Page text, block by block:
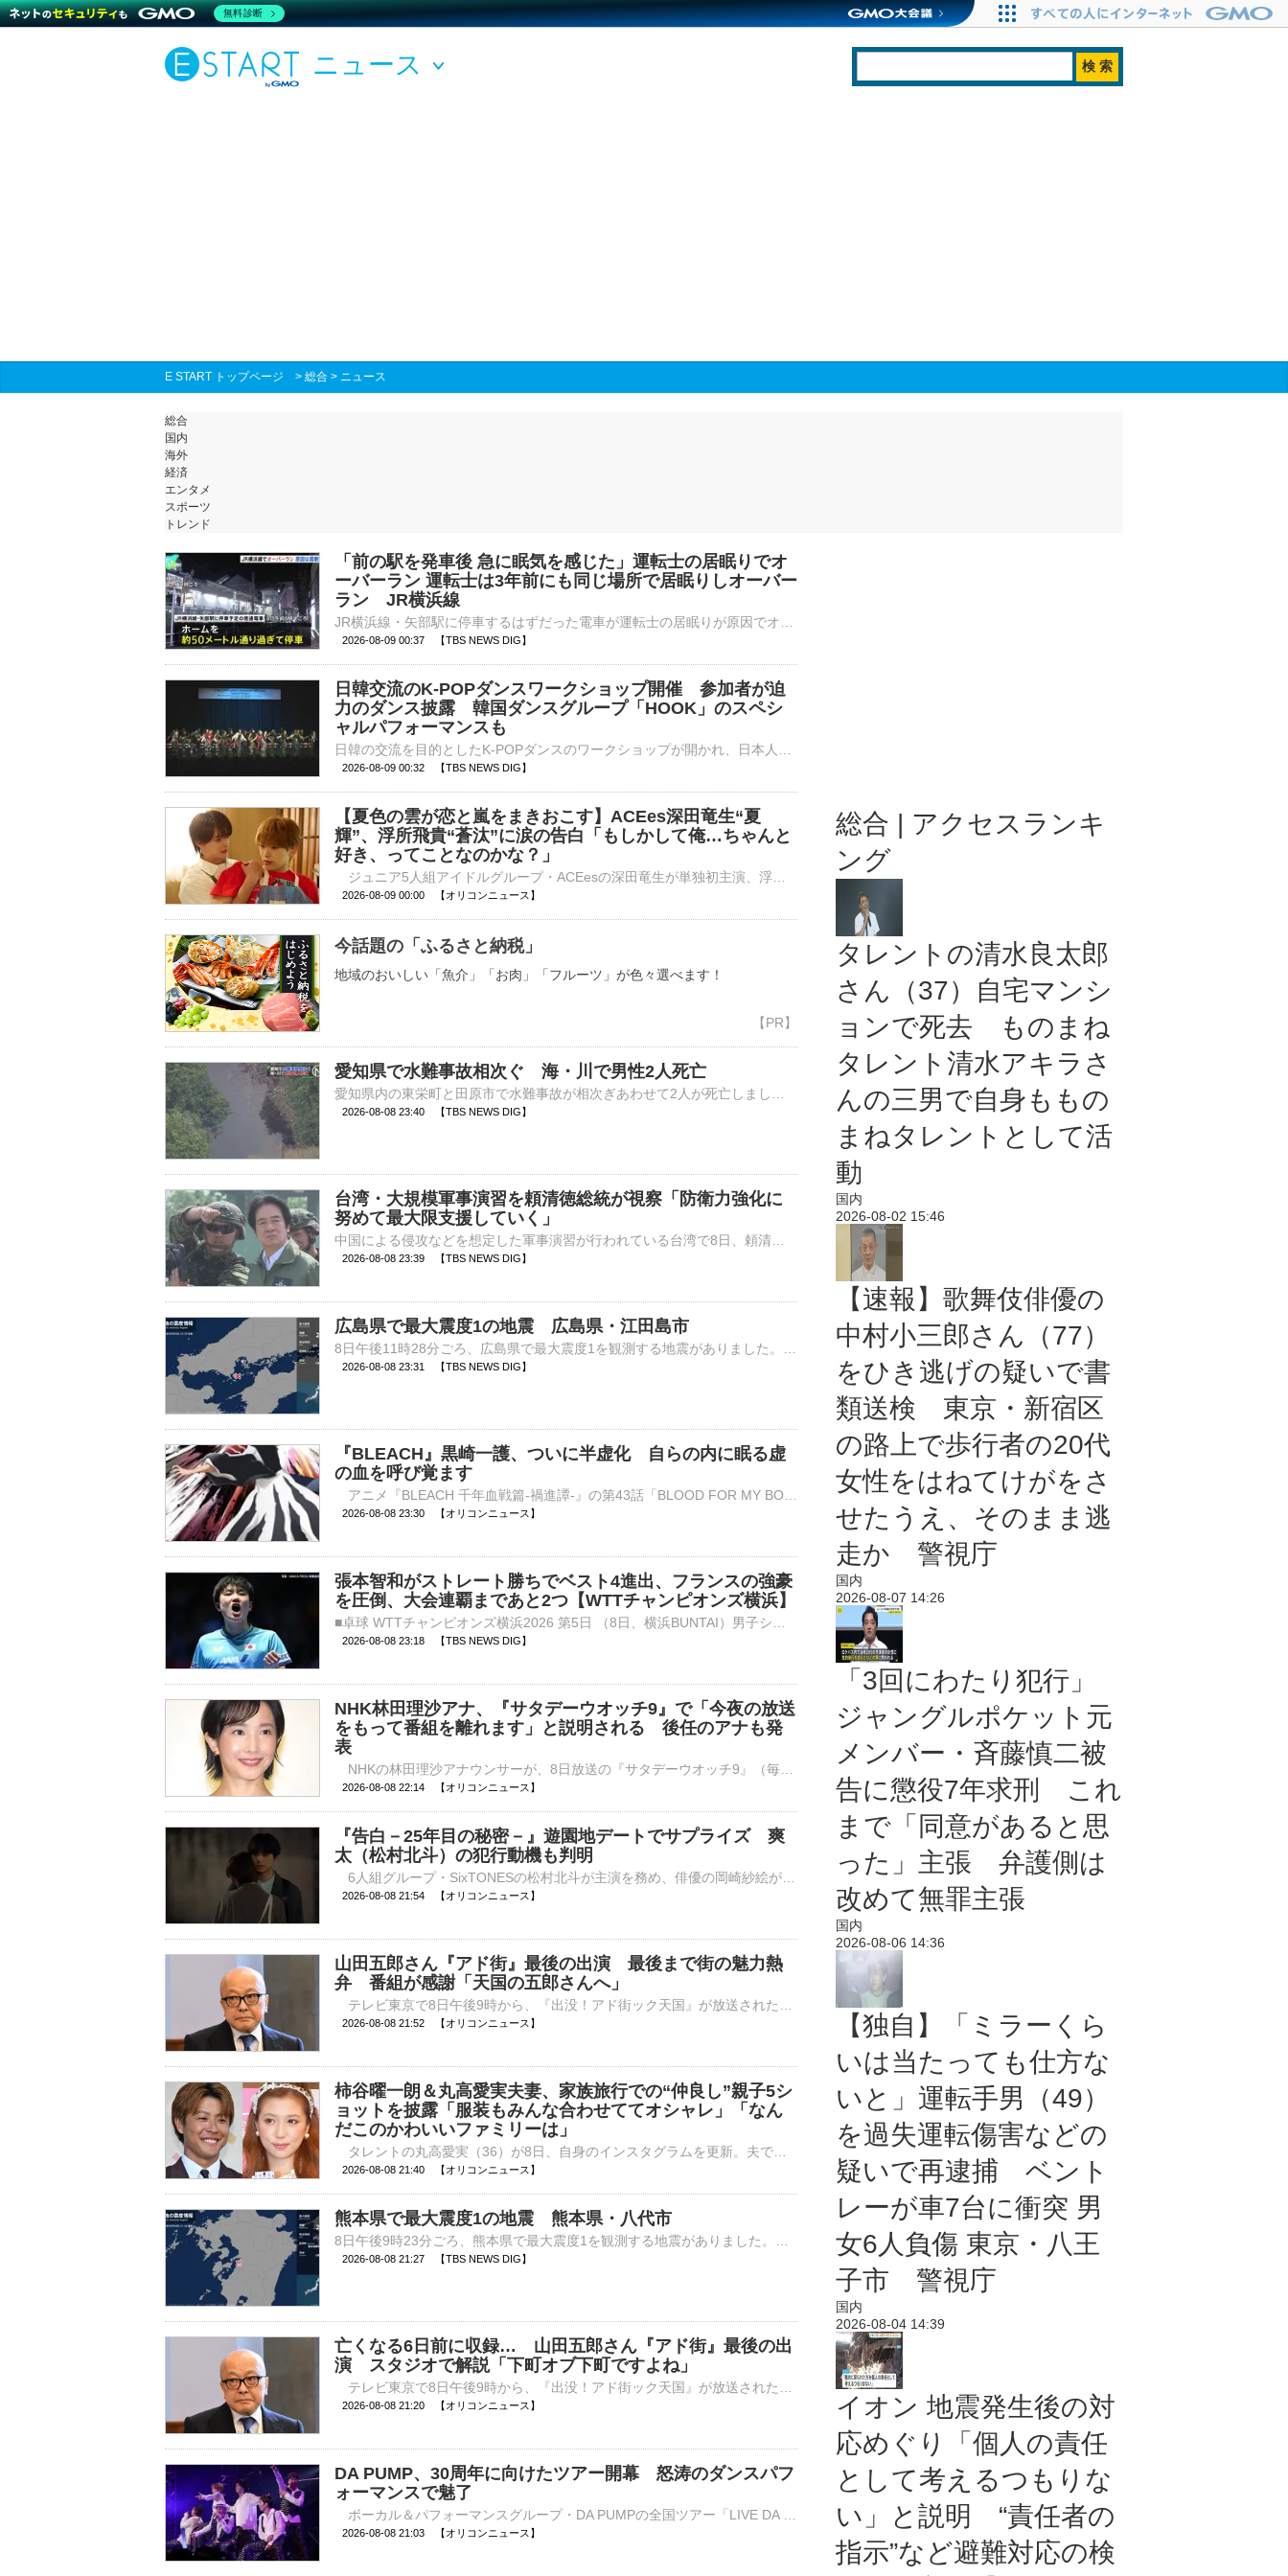
ニュース
E START トップページ > 総合 > ニュース
総合
国内
海外
経済
エンタメ
スポーツ
トレンド
「前の駅を発車後 急に眠気を感じた」運転士の居眠りでオ
ーバーラン 運転士は3年前にも同じ場所で居眠りしオーバー
ラン JR横浜線
2026-08-09 00:37 【TBS NEWS DIG】
日韓交流のK-POPダンスワークショップ開催 参加者が迫
力のダンス披露 韓国ダンスグループ「HOOK」のスペシ
ャルパフォーマンスも
2026-08-09 00:32 【TBS NEWS DIG】
【夏色の雲が恋と嵐をまきおこす】ACEes深田竜生“夏
輝”、浮所飛貴“蒼汰”に涙の告白「もしかして俺…ちゃんと
好き、ってことなのかな？」
2026-08-09 00:00 【オリコンニュース】
今話題の「ふるさと納税」
地域のおいしい「魚介」「お肉」「フルーツ」が色々選べます！
愛知県で水難事故相次ぐ 海・川で男性2人死亡
2026-08-08 23:40 【TBS NEWS DIG】
台湾・大規模軍事演習を頼清徳総統が視察「防衛力強化に
努めて最大限支援していく」
2026-08-08 23:39 【TBS NEWS DIG】
広島県で最大震度1の地震 広島県・江田島市
2026-08-08 23:31 【TBS NEWS DIG】
『BLEACH』黒崎一護、ついに半虚化 自らの内に眠る虚
の血を呼び覚ます
2026-08-08 23:30 【オリコンニュース】
張本智和がストレート勝ちでベスト4進出、フランスの強豪
を圧倒、大会連覇まであと2つ【WTTチャンピオンズ横浜】
2026-08-08 23:18 【TBS NEWS DIG】
NHK林田理沙アナ、『サタデーウオッチ9』で「今夜の放送
をもって番組を離れます」と説明される 後任のアナも発
表
2026-08-08 22:14 【オリコンニュース】
『告白－25年目の秘密－』遊園地デートでサプライズ 爽
太（松村北斗）の犯行動機も判明
2026-08-08 21:54 【オリコンニュース】
山田五郎さん『アド街』最後の出演 最後まで街の魅力熱
弁 番組が感謝「天国の五郎さんへ」
2026-08-08 21:52 【オリコンニュース】
柿谷曜一朗＆丸高愛実夫妻、家族旅行での“仲良し”親子5シ
ョットを披露「服装もみんな合わせててオシャレ」「なん
だこのかわいいファミリーは」
2026-08-08 21:40 【オリコンニュース】
熊本県で最大震度1の地震 熊本県・八代市
2026-08-08 21:27 【TBS NEWS DIG】
亡くなる6日前に収録… 山田五郎さん『アド街』最後の出
演 スタジオで解説「下町オブ下町ですよね」
2026-08-08 21:20 【オリコンニュース】
DA PUMP、30周年に向けたツアー開幕 怒涛のダンスパフ
ォーマンスで魅了
2026-08-08 21:03 【オリコンニュース】
総合 | アクセスランキ
ング
タレントの清水良太郎
さん（37）自宅マンシ
ョンで死去 ものまね
タレント清水アキラさ
んの三男で自身ももの
まねタレントとして活
動
国内
2026-08-02 15:46
【速報】歌舞伎俳優の
中村小三郎さん（77）
をひき逃げの疑いで書
類送検 東京・新宿区
の路上で歩行者の20代
女性をはねてけがをさ
せたうえ、そのまま逃
走か 警視庁
国内
2026-08-07 14:26
「3回にわたり犯行」
ジャングルポケット元
メンバー・斉藤慎二被
告に懲役7年求刑 これ
まで「同意があると思
った」主張 弁護側は
改めて無罪主張
国内
2026-08-06 14:36
【独自】「ミラーくら
いは当たっても仕方な
いと」運転手男（49）
を過失運転傷害などの
疑いで再逮捕 ベント
レーが車7台に衝突 男
女6人負傷 東京・八王
子市 警視庁
国内
2026-08-04 14:39
イオン 地震発生後の対
応めぐり「個人の責任
として考えるつもりな
い」と説明 “責任者の
指示”など避難対応の検
無料診断